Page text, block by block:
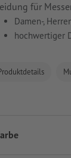
für
Damen-,
hochwertiger